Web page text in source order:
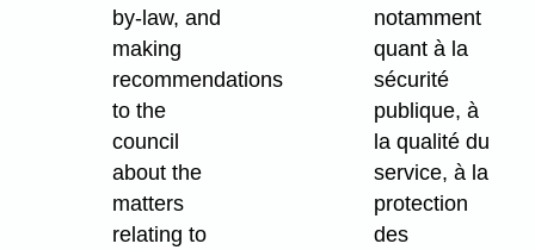
by-law, and
making
recommendations
to the
council
about the
matters
relating to
notamment
quant à la
sécurité
publique, à
la qualité du
service, à la
protection
des